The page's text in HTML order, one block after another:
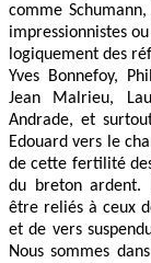
comme
impressionnistes
logiquement des
Yves Bonnefoy,
Jean Malrieu,
Andrade, et
Edouard vers le
de cette fertilité
du breton ardent.
être reliés à ceux
et de vers
Nous sommes